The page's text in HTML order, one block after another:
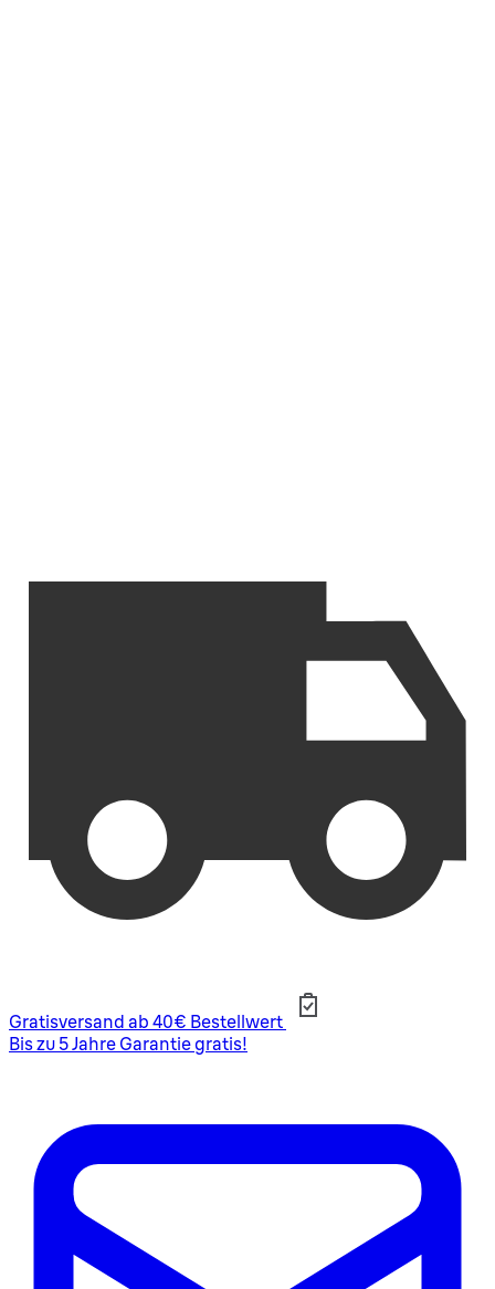
Gratisversand ab 40€ Bestellwert
Bis zu 5 Jahre Garantie gratis!